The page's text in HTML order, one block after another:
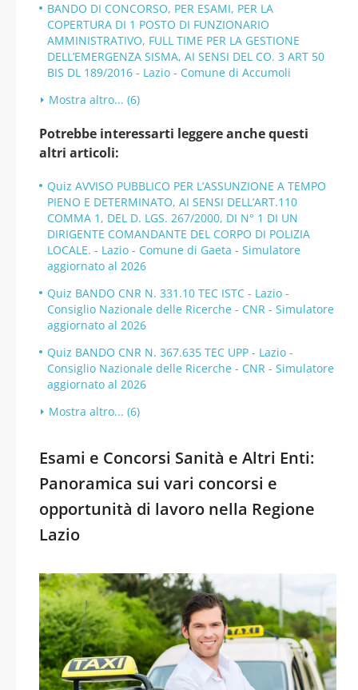
BANDO DI CONCORSO, PER ESAMI, PER LA
COPERTURA DI 1 POSTO DI FUNZIONARIO
AMMINISTRATIVO, FULL TIME PER LA GESTIONE
DELL’EMERGENZA SISMA, AI SENSI DEL CO. 3 ART 50
BIS DL 189/2016 - Lazio - Comune di Accumoli
Mostra altro... (6)
Potrebbe interessarti leggere anche questi
altri articoli:
Quiz AVVISO PUBBLICO PER L’ASSUNZIONE A TEMPO
PIENO E DETERMINATO, AI SENSI DELL’ART.110
COMMA 1, DEL D. LGS. 267/2000, DI N° 1 DI UN
DIRIGENTE COMANDANTE DEL CORPO DI POLIZIA
LOCALE. - Lazio - Comune di Gaeta - Simulatore
aggiornato al 2026
Quiz BANDO CNR N. 331.10 TEC ISTC - Lazio -
Consiglio Nazionale delle Ricerche - CNR - Simulatore
aggiornato al 2026
Quiz BANDO CNR N. 367.635 TEC UPP - Lazio -
Consiglio Nazionale delle Ricerche - CNR - Simulatore
aggiornato al 2026
Mostra altro... (6)
Esami e Concorsi Sanità e Altri Enti:
Panoramica sui vari concorsi e
opportunità di lavoro nella Regione
Lazio